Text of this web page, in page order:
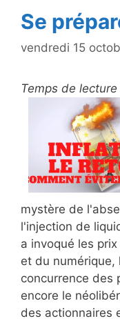
Se
vendredi 15
Temps de lecture
mystère de
l'injection de
a invoqué les
et du numérique,
concurrence des
encore le
des actionnaires